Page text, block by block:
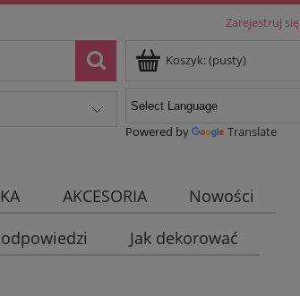
Zarejestruj się
Koszyk:(pusty)
Powered by Translate
AKCESORIA
Nowości
Jak dekorować